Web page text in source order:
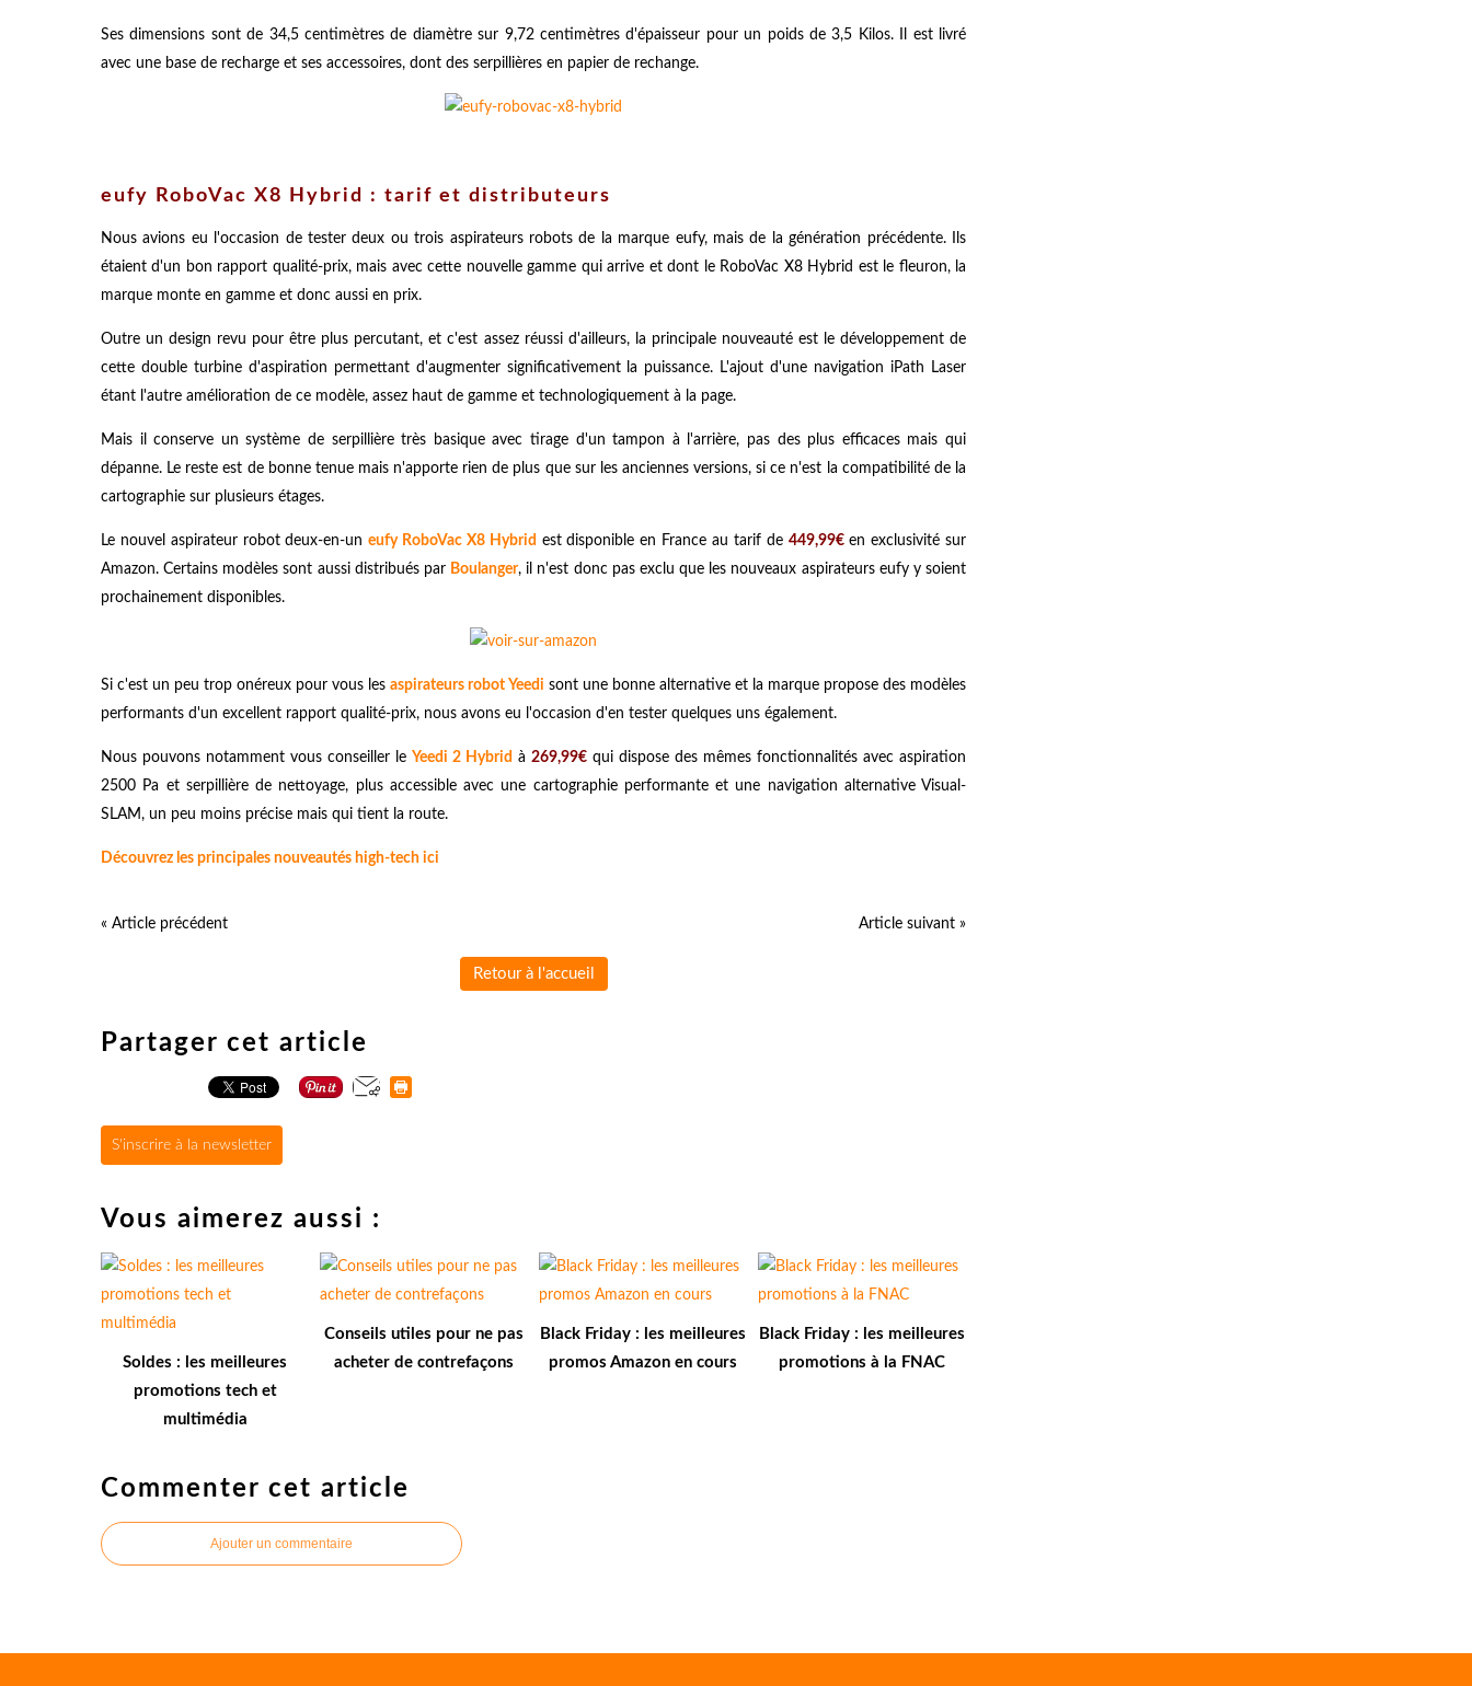
Ses dimensions sont de 34,5 centimètres de diamètre sur 9,72 centimètres d'épaisseur pour un poids de 3,5 Kilos. Il est livré
avec une base de recharge et ses accessoires, dont des serpillières en papier de rechange.
eufy RoboVac X8 Hybrid : tarif et distributeurs
Nous avions eu l'occasion de tester deux ou trois aspirateurs robots de la marque eufy, mais de la génération précédente. Ils
étaient d'un bon rapport qualité-prix, mais avec cette nouvelle gamme qui arrive et dont le RoboVac X8 Hybrid est le fleuron, la
marque monte en gamme et donc aussi en prix.
Outre un design revu pour être plus percutant, et c'est assez réussi d'ailleurs, la principale nouveauté est le développement de
cette double turbine d'aspiration permettant d'augmenter significativement la puissance. L'ajout d'une navigation iPath Laser
étant l'autre amélioration de ce modèle, assez haut de gamme et technologiquement à la page.
Mais il conserve un système de serpillière très basique avec tirage d'un tampon à l'arrière, pas des plus efficaces mais qui
dépanne. Le reste est de bonne tenue mais n'apporte rien de plus que sur les anciennes versions, si ce n'est la compatibilité de la
cartographie sur plusieurs étages.
Le nouvel aspirateur robot deux-en-uneufy RoboVac X8 Hybrid est disponible en France au tarif de 449,99€en exclusivité sur
Amazon. Certains modèles sont aussi distribués par Boulanger, il n'est donc pas exclu que les nouveaux aspirateurs eufy y soient
prochainement disponibles.
Si c'est un peu trop onéreux pour vous lesaspirateurs robot Yeedi sont une bonne alternative et la marque propose des modèles
performants d'un excellent rapport qualité-prix, nous avons eu l'occasion d'en tester quelques uns également.
Nous pouvons notamment vous conseiller le Yeedi 2 Hybrid à 269,99€ qui dispose des mêmes fonctionnalités avec aspiration
2500 Pa et serpillière de nettoyage, plus accessible avec une cartographie performante et une navigation alternative Visual-
SLAM, un peu moins précise mais qui tient la route.
Découvrez les principales nouveautés high-tech ici
« Article précédent Article suivant »
Retour à l'accueil
Partager cet article
S'inscrire à la newsletter
Vous aimerez aussi :
Soldes : les meilleures
promotions tech et
multimédia
Conseils utiles pour ne pas
acheter de contrefaçons
Black Friday : les meilleures
promos Amazon en cours
Black Friday : les meilleures
promotions à la FNAC
Commenter cet article
Ajouter un commentaire